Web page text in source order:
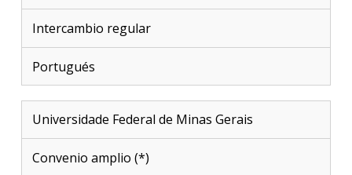
Intercambio regular
Portugués
Universidade Federal de Minas Gerais
Convenio amplio (*)